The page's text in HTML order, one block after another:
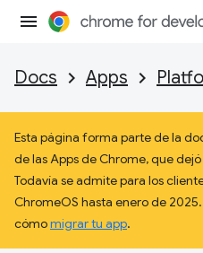
Docs Apps
Esta página forma parte de la
de las Apps de Chrome, que
Todavía se admite para los
ChromeOS hasta enero de
cómomigrar tu app.